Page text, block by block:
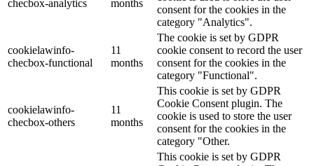
checbox-analytics
months
consent for the cookies in the
category "Analytics".
cookielawinfo-
checbox-functional
11
months
The cookie is set by GDPR
cookie consent to record the user
consent for the cookies in the
category "Functional".
cookielawinfo-
checbox-others
11
months
This cookie is set by GDPR
Cookie Consent plugin. The
cookie is used to store the user
consent for the cookies in the
category "Other.
This cookie is set by GDPR